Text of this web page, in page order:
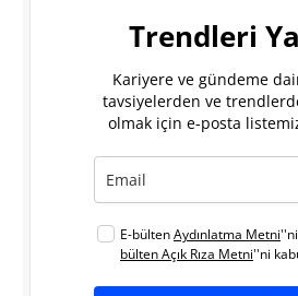
Trendleri
Kariyere ve gündeme
tavsiyelerden ve
olmak için e-posta
E-bültenAydınlatma Metni
bülten Açık Rıza Metni''ni